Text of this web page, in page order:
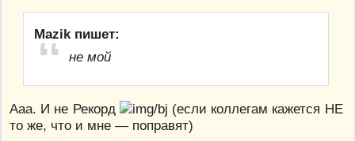
Mazik пишет:
не мой
Ааа. И не Рекорд
(если коллегам кажется НЕ
то же, что и мне — поправят)